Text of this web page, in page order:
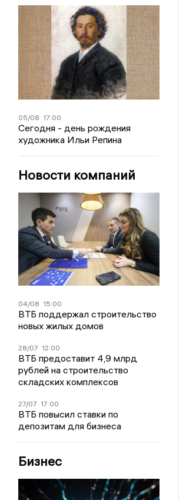
05/08 17:00
Сегодня - день рождения
художника Ильи Репина
Новости компаний
04/08 15:00
ВТБ поддержал строительство
новых жилых домов
28/07 12:00
ВТБ предоставит 4,9 млрд
рублей на строительство
складских комплексов
27/07 17:00
ВТБ повысил ставки по
депозитам для бизнеса
Бизнес